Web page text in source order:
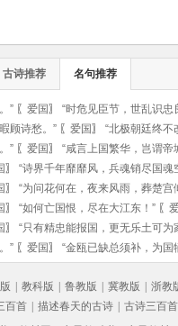
古诗推荐 名句推荐
” 〖 爱国 〗 “时危见臣节，世乱识忠
顾诗愁。” 〖 爱国 〗 “北极朝廷终不
” 〖 爱国 〗 “咸言上国繁华，岂谓帝
〗 “诗界千年靡靡风，兵魂销尽国魂
〗 “为问花何在，夜来风雨，葬楚宫
〗 “如何亡国恨，尽在大江东！” 〖
〗 “只有精忠能报国，更无乐土可为
” 〖 爱国 〗 “金瓯已缺总须补，为国
教科版 鲁教版 冀教版
浙教
百首 描述春天的古诗
古诗三百首